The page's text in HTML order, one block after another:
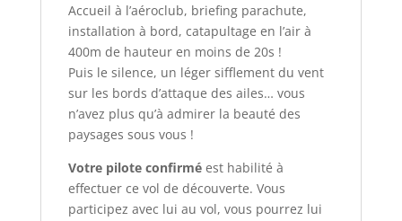
Accueil à l’aéroclub, briefing parachute,
installation à bord, catapultage en l’air à
400m de hauteur en moins de 20s !
Puis le silence, un léger sifflement du vent
sur les bords d’attaque des ailes… vous
n’avez plus qu’à admirer la beauté des
paysages sous vous !
Votre pilote confirméest habilité à
effectuer ce vol de découverte. Vous
participez avec lui au vol, vous pourrez lui